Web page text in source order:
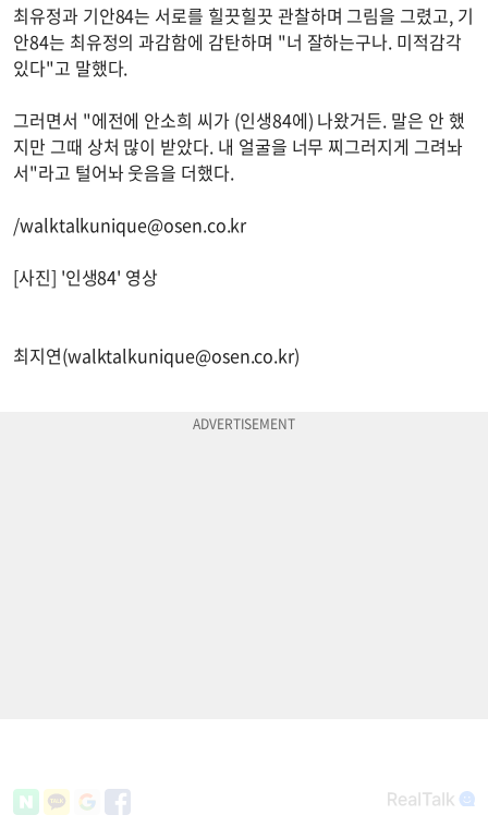
최유정과 기안84는 서로를 힐끗힐끗 관찰하며 그림을 그렸고, 기
안84는 최유정의 과감함에 감탄하며 "너 잘하는구나. 미적감각
있다"고 말했다.
그러면서 "에전에 안소희 씨가 (인생84에) 나왔거든. 말은 안 했
지만 그때 상처 많이 받았다. 내 얼굴을 너무 찌그러지게 그려놔
서"라고 털어놔 웃음을 더했다.
/walktalkunique@osen.co.kr
[사진] '인생84' 영상
최지연(walktalkunique@osen.co.kr)